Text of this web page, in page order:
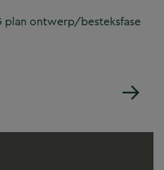
plan ontwerp/besteksfase